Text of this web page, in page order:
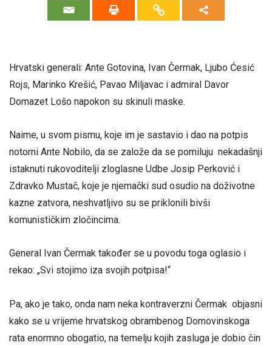
Hrvatski generali: Ante Gotovina, Ivan Čermak, Ljubo Ćesić
Rojs, Marinko Krešić, Pavao Miljavac i admiral Davor
Domazet Lošo napokon su skinuli maske.
Naime, u svom pismu, koje im je sastavio i dao na potpis
notorni Ante Nobilo, da se založe da se pomiluju nekadašnji
istaknuti rukovoditelji zloglasne Udbe Josip Perković i
Zdravko Mustač, koje je njemački sud osudio na doživotne
kazne zatvora, neshvatljivo su se priklonili bivši
komunističkim zločincima.
General Ivan Čermak također se u povodu toga oglasio i
rekao: „Svi stojimo iza svojih potpisa!“
Pa, ako je tako, onda nam neka kontraverzni Čermak objasni
kako se u vrijeme hrvatskog obrambenog Domovinskoga
rata enormno obogatio, na temelju kojih zasluga je dobio čin